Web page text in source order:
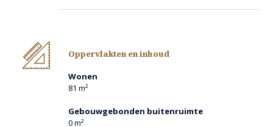
Oppervlakten en inhoud
Wonen
81 m²
Gebouwgebonden buitenruimte
0 m²